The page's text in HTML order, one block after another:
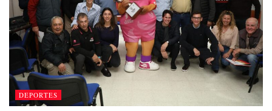
DEPORTES